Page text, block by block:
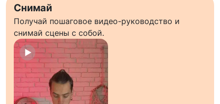
Снимай
Получай пошаговое видео-руководство и
снимай сцены с собой.